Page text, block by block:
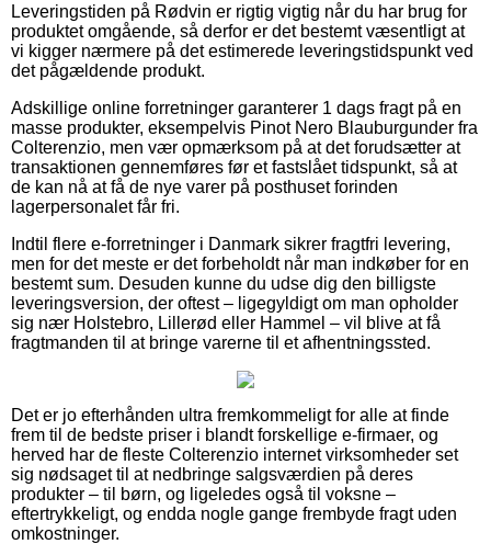
Leveringstiden på Rødvin er rigtig vigtig når du har brug for
produktet omgående, så derfor er det bestemt væsentligt at
vi kigger nærmere på det estimerede leveringstidspunkt ved
det pågældende produkt.
Adskillige online forretninger garanterer 1 dags fragt på en
masse produkter, eksempelvis Pinot Nero Blauburgunder fra
Colterenzio, men vær opmærksom på at det forudsætter at
transaktionen gennemføres før et fastslået tidspunkt, så at
de kan nå at få de nye varer på posthuset forinden
lagerpersonalet får fri.
Indtil flere e-forretninger i Danmark sikrer fragtfri levering,
men for det meste er det forbeholdt når man indkøber for en
bestemt sum. Desuden kunne du udse dig den billigste
leveringsversion, der oftest – ligegyldigt om man opholder
sig nær Holstebro, Lillerød eller Hammel – vil blive at få
fragtmanden til at bringe varerne til et afhentningssted.
Det er jo efterhånden ultra fremkommeligt for alle at finde
frem til de bedste priser i blandt forskellige e-firmaer, og
herved har de fleste Colterenzio internet virksomheder set
sig nødsaget til at nedbringe salgsværdien på deres
produkter – til børn, og ligeledes også til voksne –
eftertrykkeligt, og endda nogle gange frembyde fragt uden
omkostninger.